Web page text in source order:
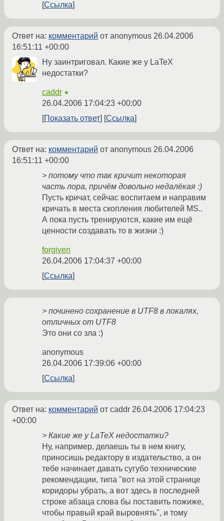
Ссылка
Ответ на: комментарий от anonymous 26.04.2006
16:51:11 +00:00
Ну заинтриговал. Какие же у LaTeX
недостатки?
caddr ★
26.04.2006 17:04:23 +00:00
Показать ответ
Ссылка
Ответ на: комментарий от anonymous 26.04.2006
16:51:11 +00:00
> потому что так кричит некоторая
часть лора, причём довольно недалёкая :)
Пусть кричат, сейчас воспитаем и направим
кричать в места скопления любителей MS..
А пока пусть тренируются, какие им ещё
ценности создавать то в жизни :)
forgiven
26.04.2006 17:04:37 +00:00
Ссылка
> починено сохранение в UTF8 в локалях,
отличных от UTF8
Это они со зла :)
anonymous
26.04.2006 17:39:06 +00:00
Ссылка
Ответ на: комментарий от caddr 26.04.2006 17:04:23
+00:00
> Какие же у LaTeX недостатки?
Ну, например, делаешь ты в нем книгу,
приносишь редактору в издательство, а он
тебе начинает давать сугубо технические
рекомендации, типа "вот на этой странице
коридоры убрать, а вот здесь в последней
строке абзаца слова бы поставить пожиже,
чтобы правый край выровнять", и тому